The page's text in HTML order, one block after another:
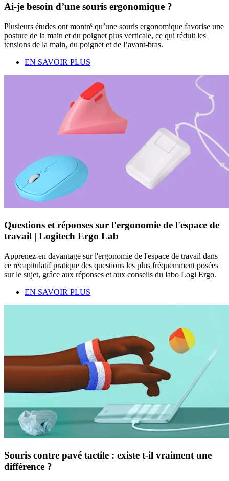
Ai-je besoin d’une souris ergonomique ?
Plusieurs études ont montré qu’une souris ergonomique favorise une
posture de la main et du poignet plus verticale, ce qui réduit les
tensions de la main, du poignet et de l’avant-bras.
EN SAVOIR PLUS
Questions et réponses sur l'ergonomie de l'espace de
travail | Logitech Ergo Lab
Apprenez-en davantage sur l'ergonomie de l'espace de travail dans
ce récapitulatif pratique des questions les plus fréquemment posées
sur le sujet, grâce aux réponses et aux conseils du labo Logi Ergo.
EN SAVOIR PLUS
Souris contre pavé tactile : existe t-il vraiment une
différence ?